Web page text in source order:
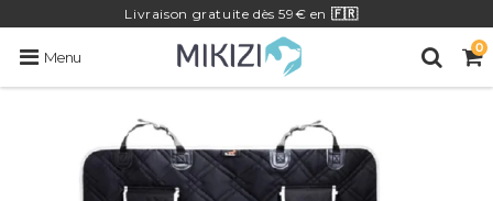
Livraison gratuite dès 59€ en 🇫🇷
Menu
0